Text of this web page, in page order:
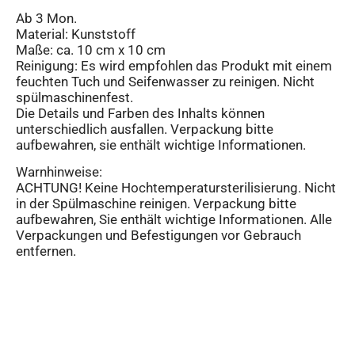
Ab 3 Mon.
Material: Kunststoff
Maße: ca. 10 cm x 10 cm
Reinigung: Es wird empfohlen das Produkt mit einem
feuchten Tuch und Seifenwasser zu reinigen. Nicht
spülmaschinenfest.
Die Details und Farben des Inhalts können
unterschiedlich ausfallen. Verpackung bitte
aufbewahren, sie enthält wichtige Informationen.
Warnhinweise:
ACHTUNG! Keine Hochtemperatursterilisierung. Nicht
in der Spülmaschine reinigen. Verpackung bitte
aufbewahren, Sie enthält wichtige Informationen. Alle
Verpackungen und Befestigungen vor Gebrauch
entfernen.